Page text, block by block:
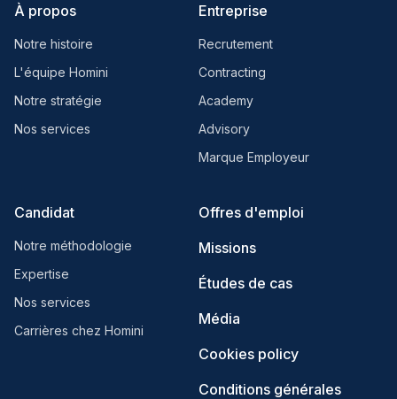
À propos
Notre histoire
L'équipe Homini
Notre stratégie
Nos services
Entreprise
Recrutement
Contracting
Academy
Advisory
Marque Employeur
Candidat
Notre méthodologie
Expertise
Nos services
Carrières chez Homini
Offres d'emploi
Missions
Études de cas
Média
Cookies policy
Conditions générales